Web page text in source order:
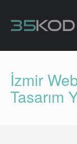
İzmir
Tasarım